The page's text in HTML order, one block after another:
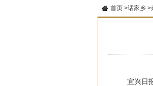
首页 >话家乡 >
宜兴日